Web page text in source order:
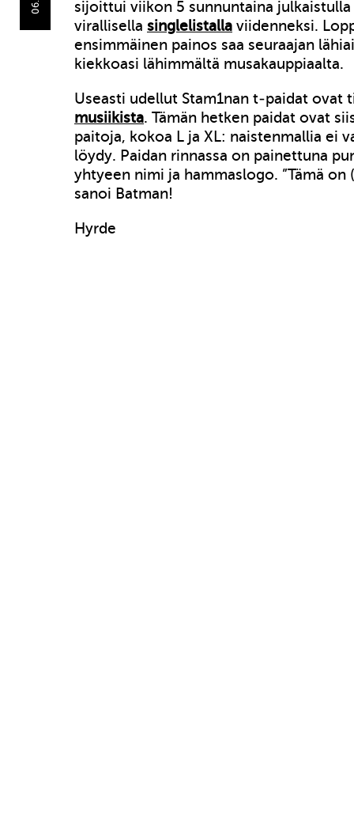
sijoittui viikon 5 sunnuntaina julkaistulla
virallisella singlelistalla viidenneksi.
ensimmäinen painos saa seuraajan
kiekkoasi lähimmältä musakauppiaalta.
Useasti udellut Stam1nan t-paidat ovat
musiikista. Tämän hetken paidat ovat
paitoja, kokoa L ja XL: naistenmallia ei
löydy. Paidan rinnassa on painettuna
yhtyeen nimi ja hammaslogo. ”Tämä on
sanoi Batman!
Hyrde